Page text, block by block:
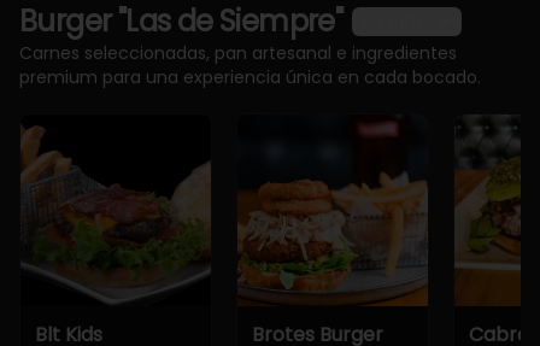
Burger "Las de Siempre"
Carnes seleccionadas, pan artesanal e ingredientes
premium para una experiencia única en cada bocado.
Blt Kids Brotes Burger Cabra